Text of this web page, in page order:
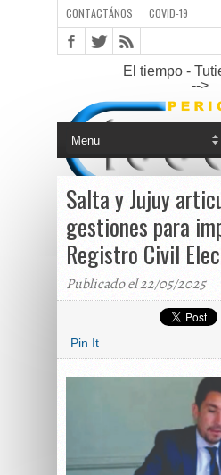
CONTACTÁNOS COVID-19
El tiempo -
-->
Salta y Jujuy
gestiones para
Registro Civil
Publicado el 22/05/2025
Pin It